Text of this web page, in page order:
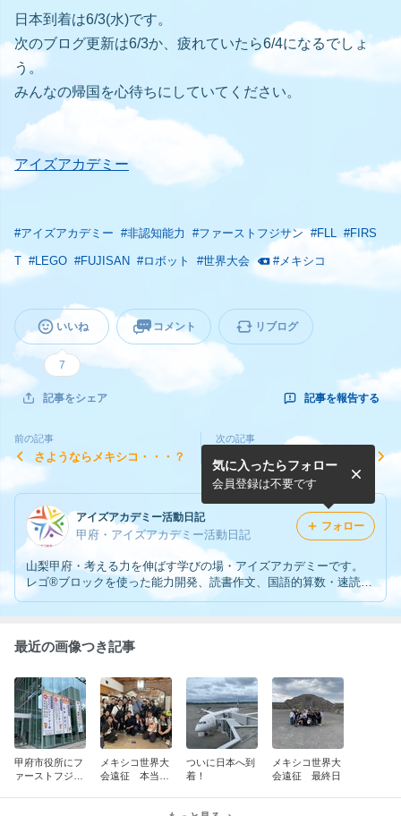
日本到着は6/3(水)です。
次のブログ更新は6/3か、疲れていたら6/4になるでしょ
う。
みんなの帰国を心待ちにしていてください。
アイズアカデミー
#アイズアカデミー #非認知能力 #ファーストフジサン #FLL #FIRS
T #LEGO #FUJISAN #ロボット #世界大会 #メキシコ
いいね
7
コメント リブログ
記事をシェア 記事を報告する
前の記事
さようならメキシコ・・・？
次の記事
FLLメキシコ世界大会 結果
報告
アイズアカデミー活動日記
甲府・アイズアカデミー活動日記
山梨甲府・考える力を伸ばす学びの場・アイズアカデミーです。
レゴ®ブロックを使った能力開発、読書作文、国語的算数・速読教
室。 ファーストレゴリーグ(FLL)チーム「FIRST FUJISAN」の教
室です。 https://aizac.net
気に入ったらフォロー
会員登録は不要です
フォロー
最近の画像つき記事
甲府市役所にフ
ァーストフジサ
メキシコ世界大
会遠征 本当の
ついに日本へ到
着！
メキシコ世界大
会遠征 最終日